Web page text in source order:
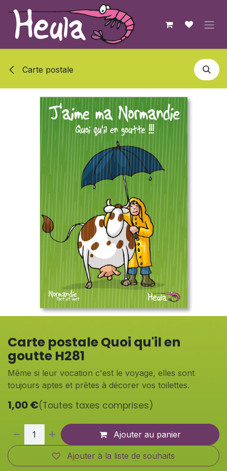
Carte postale
Carte postale Quoi qu'il en
goutte H281
Même si leur vocation c'est le voyage, elles sont
toujours aptes et prêtes à décorer vos toilettes.
1,00€(Toutes taxes comprises)
Ajouter au panier
Ajouter à la liste de souhaits